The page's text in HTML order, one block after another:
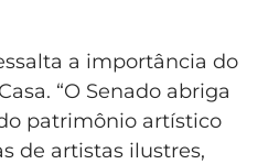
a importância do
“O Senado abriga
patrimônio artístico
de artistas ilustres,